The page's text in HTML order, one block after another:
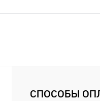
СПОСОБЫ